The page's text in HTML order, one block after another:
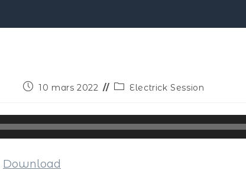
10 mars 2022 Electrick Session
Download